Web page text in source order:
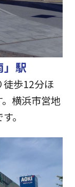
」駅
徒歩12分ほ
横浜市営地
。